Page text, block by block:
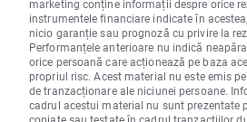
marketing conține informații despre orice
instrumentele financiare indicate în
nicio garanție sau prognoză cu privire la
Performanțele anterioare nu indică
orice persoană care acționează pe baza
propriul risc. Acest material nu este emis
de tranzacționare ale niciunei persoane.
cadrul acestui material nu sunt prezentate